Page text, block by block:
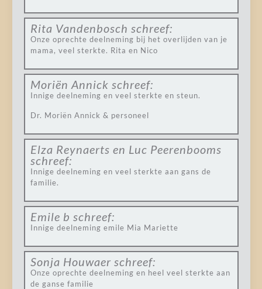
Rita Vandenbosch schreef:
Onze oprechte deelneming bij het overlijden van je
mama, veel sterkte. Rita en Nico
Moriën Annick schreef:
Innige deelneming en veel sterkte en steun.
Dr. Moriën Annick & personeel
Elza Reynaerts en Luc Peerenbooms
schreef:
Innige deelneming en veel sterkte aan gans de
familie.
Emile b schreef:
Innige deelneming emile Mia Mariette
Sonja Houwaer schreef:
Onze oprechte deelneming en heel veel sterkte aan
de ganse familie